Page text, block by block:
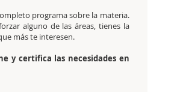
programa sobre la materia.
alguno de las áreas, tienes la
más te interesen.
y certifica las necesidades en